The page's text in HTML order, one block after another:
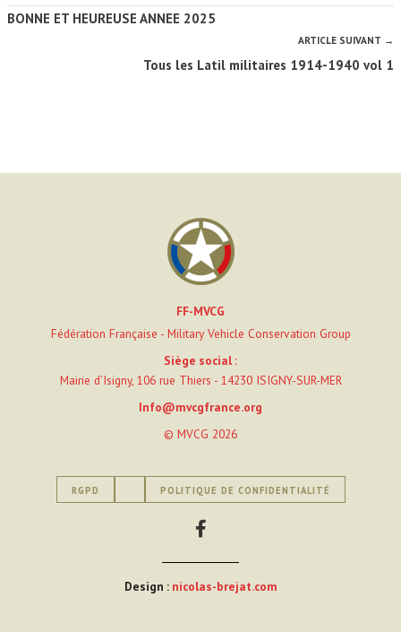
BONNE ET HEUREUSE ANNEE 2025
ARTICLE SUIVANT →
Tous les Latil militaires 1914-1940 vol 1
FF-MVCG
Fédération Française - Military Vehicle Conservation Group
Siège social :
Mairie d’Isigny, 106 rue Thiers - 14230 ISIGNY-SUR-MER
Info@mvcgfrance.org
© MVCG 2026
RGPD POLITIQUE DE CONFIDENTIALITÉ
Design : nicolas-brejat.com